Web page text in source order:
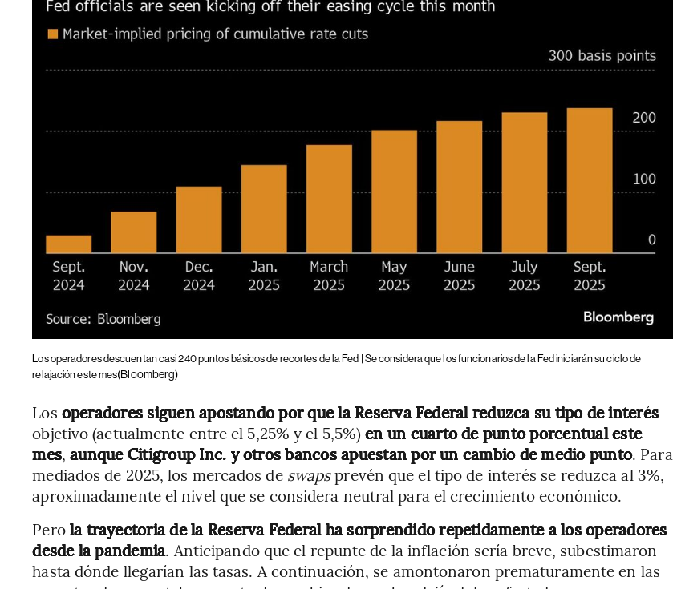
Los operadores descuentan casi 240 puntos básicos de recortes de la Fed | Se considera que los funcionarios de la Fed iniciarán su ciclo de
relajación este mes(Bloomberg)
Los operadores siguen apostando por que la Reserva Federal reduzca su tipo de interés
objetivo (actualmente entre el 5,25% y el 5,5%)en un cuarto de punto porcentual este
mes,aunque Citigroup Inc. y otros bancos apuestan por un cambio de medio punto. Para
mediados de 2025, los mercados de swapsprevén que el tipo de interés se reduzca al 3%,
aproximadamente el nivel que se considera neutral para el crecimiento económico.
Perola trayectoria de la Reserva Federal ha sorprendido repetidamente a los operadores
desde la pandemia. Anticipando que el repunte de la inflación sería breve, subestimaron
hasta dónde llegarían las tasas. A continuación, se amontonaron prematuramente en las